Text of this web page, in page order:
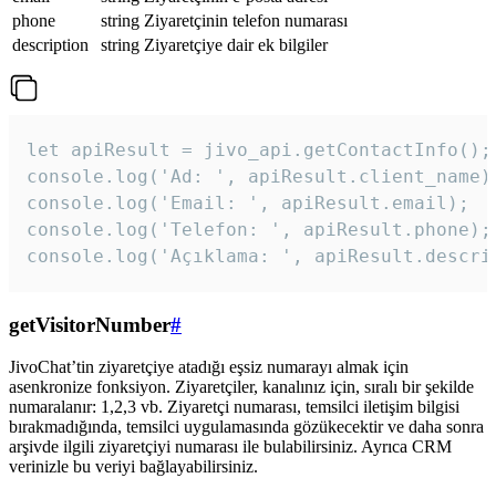
phone
string Ziyaretçinin telefon numarası
description
string Ziyaretçiye dair ek bilgiler
let apiResult = jivo_api.getContactInfo();
console.log('Ad: ',
console.log('Email: ', apiResult.email);
console.log('Telefon: ', apiResult.phone);
console.log('Açıklama: ',
getVisitorNumber#
JivoChat’tin ziyaretçiye atadığı eşsiz numarayı almak için
asenkronize fonksiyon. Ziyaretçiler, kanalınız için, sıralı bir şekilde
numaralanır: 1,2,3 vb. Ziyaretçi numarası, temsilci iletişim bilgisi
bırakmadığında, temsilci uygulamasında gözükecektir ve daha sonra
arşivde ilgili ziyaretçiyi numarası ile bulabilirsiniz. Ayrıca CRM
verinizle bu veriyi bağlayabilirsiniz.